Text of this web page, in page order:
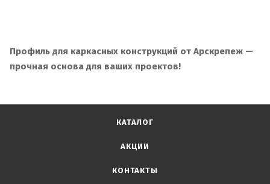
Профиль для каркасных конструкций от Арскрепеж —
прочная основа для ваших проектов!
КАТАЛОГ
АКЦИИ
КОНТАКТЫ